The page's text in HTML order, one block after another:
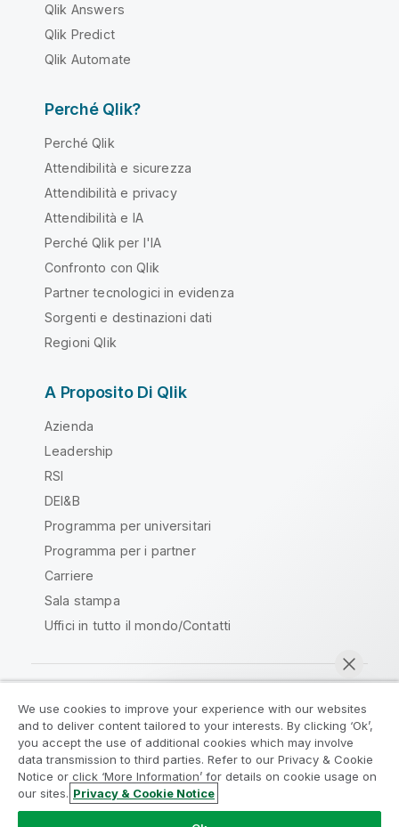
Qlik Answers
Qlik Predict
Qlik Automate
Perché Qlik?
Perché Qlik
Attendibilità e sicurezza
Attendibilità e privacy
Attendibilità e IA
Perché Qlik per l'IA
Confronto con Qlik
Partner tecnologici in evidenza
Sorgenti e destinazioni dati
Regioni Qlik
A Proposito Di Qlik
Azienda
Leadership
RSI
DEI&B
Programma per universitari
Programma per i partner
Carriere
Sala stampa
Uffici in tutto il mondo/Contatti
Qlik Community
Contratti
Termini del prodotto
Legal Policies
Note Legali
Termini di utilizzo
Marchi Do Not Share My Info
We use cookies to improve your experience with our websites
and to deliver content tailored to your interests. By clicking ‘Ok’,
you accept the use of additional cookies which may involve
data transmission to third parties. Refer to our Privacy & Cookie
Notice or click ‘More Information’ for details on cookie usage on
our sites. Privacy & Cookie Notice